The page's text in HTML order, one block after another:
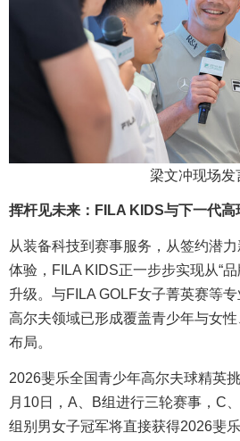
梁文冲现场发
挥杆见未来：FILA KIDS与下一代高
从装备科技到赛事服务，从签约潜
体验，FILA KIDS正一步步实现从“品
升级。与FILA GOLF女子菁英赛等
高尔夫领域已形成覆盖青少年与女
布局。
2026斐乐全国青少年高尔夫球精英
月10日，A、B组进行三轮赛事，C
组别男女子冠军将直接获得2026斐